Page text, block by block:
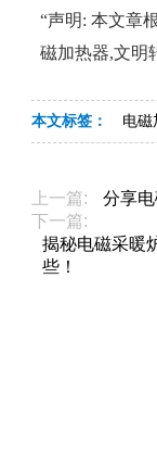
“声明: 本文章
磁加热器,文明
本文标签： 电磁
上一篇:
分享
下一篇:
揭秘电磁采暖
些！